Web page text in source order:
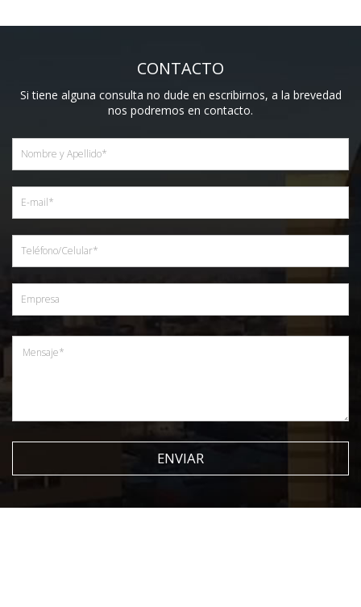
CONTACTO
Si tiene alguna consulta no dude en escribirnos, a la brevedad
nos podremos en contacto.
ENVIAR